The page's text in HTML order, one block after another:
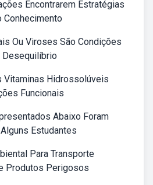
Encontrarem Estratégias
Conhecimento
Ou Viroses São Condições
Desequilíbrio
Vitaminas Hidrossolúveis
Funcionais
Abaixo Foram
Estudantes
Para Transporte
Produtos Perigosos